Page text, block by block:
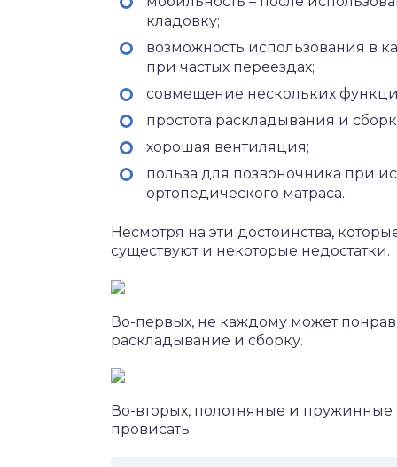
кладовку;
возможность использования в
при частых переездах;
совмещение нескольких
простота раскладывания и
хорошая вентиляция;
польза для позвоночника при
ортопедического матраса.
Несмотря на эти достоинства,
существуют и некоторые недостатки.
Во-первых, не каждому может
раскладывание и сборку.
Во-вторых, полотняные и
провисать.